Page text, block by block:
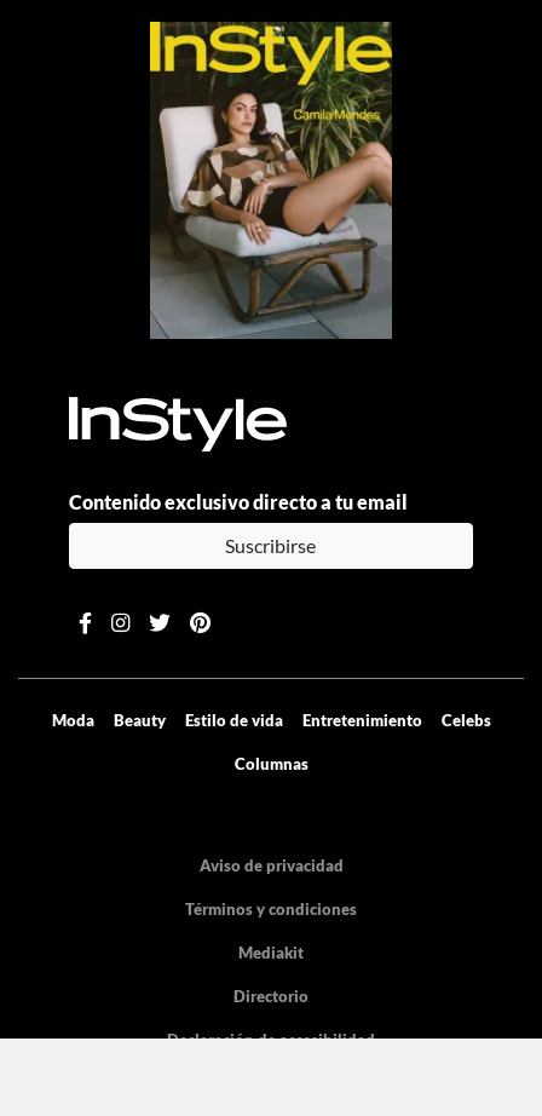
Contenido exclusivo directo a tu email
Suscribirse
Moda Beauty Estilo de vida Entretenimiento Celebs
Columnas
Aviso de privacidad
Términos y condiciones
Mediakit
Directorio
Declaración de accesibilidad